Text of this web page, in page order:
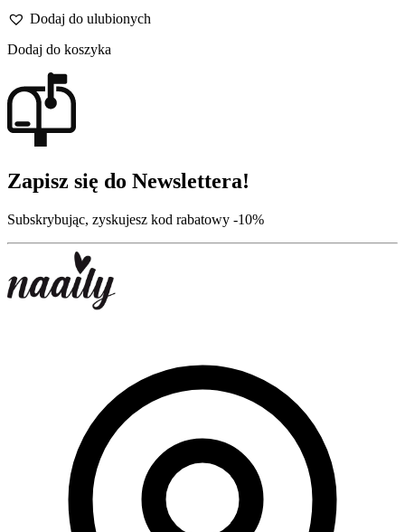
Dodaj do ulubionych
Dodaj do koszyka
Zapisz się do Newslettera!
Subskrybując, zyskujesz kod rabatowy -10%